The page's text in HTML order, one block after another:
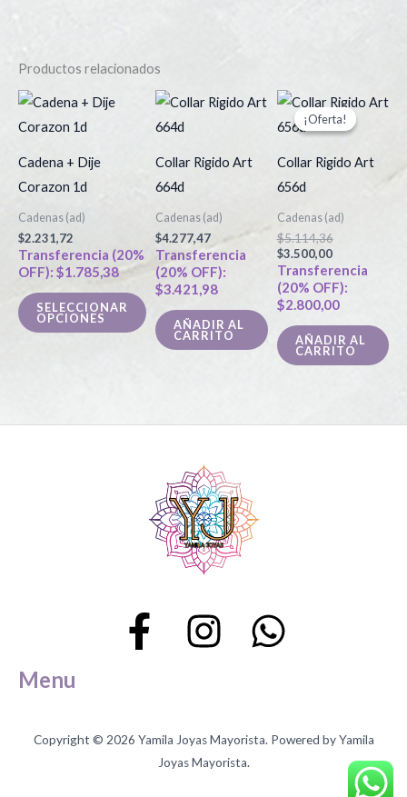
Productos relacionados
Cadena + Dije
Corazon 1d
Cadenas (ad)
$2.231,72
Transferencia (20%
OFF): $1.785,38
SELECCIONAR
OPCIONES
Este
producto
Las
opciones
se
pueden
elegir
en
Collar Rigido Art
664d
Cadenas (ad)
$4.277,47
Transferencia
(20% OFF):
$3.421,98
AÑADIR AL
CARRITO
¡Oferta!
¡Oferta!
Collar Rigido Art
656d
Cadenas (ad)
$5.114,36
El
precio
original
$5.114,36.
$3.500,00
El
precio
actual
$3.500,00.
Transferencia
(20% OFF):
$2.800,00
AÑADIR AL
CARRITO
Menu
Copyright © 2026 Yamila Joyas Mayorista. Powered by Yamila
Joyas Mayorista.